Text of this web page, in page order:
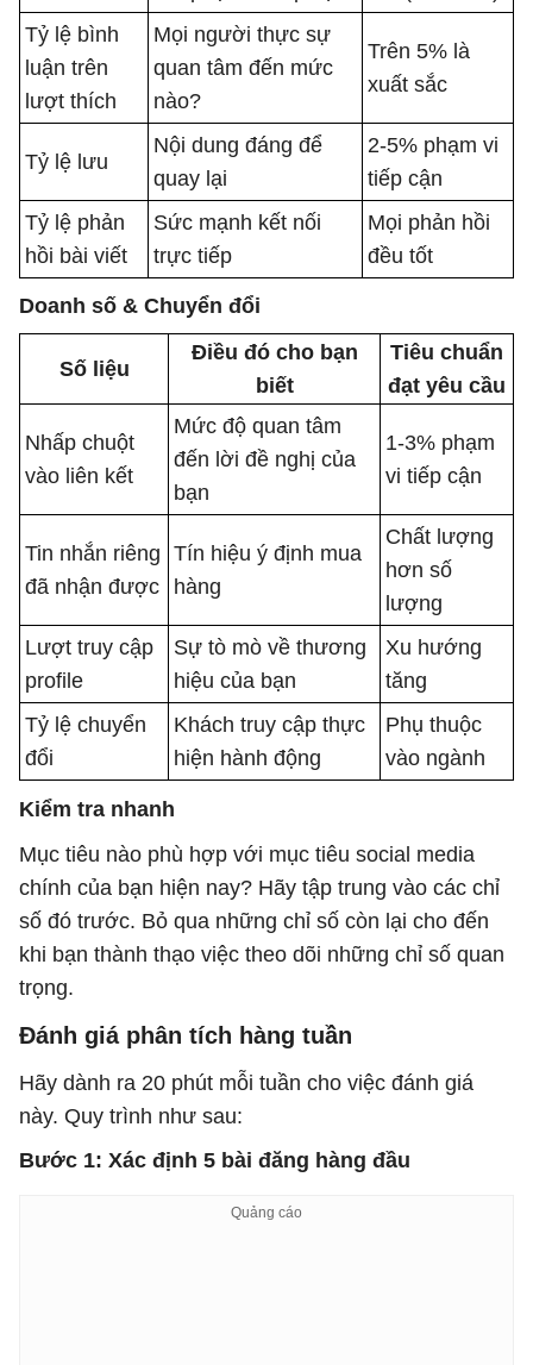
Tỷ lệ bình
luận trên
lượt thích
Mọi người thực sự
quan tâm đến mức
nào?
Trên 5% là
xuất sắc
Tỷ lệ lưu
Nội dung đáng để
quay lại
2-5% phạm vi
tiếp cận
Tỷ lệ phản
hồi bài viết
Sức mạnh kết nối
trực tiếp
Mọi phản hồi
đều tốt
Doanh số & Chuyển đổi
Số liệu
Điều đó cho bạn
biết
Tiêu chuẩn
đạt yêu cầu
Nhấp chuột
vào liên kết
Mức độ quan tâm
đến lời đề nghị của
bạn
1-3% phạm
vi tiếp cận
Tin nhắn riêng
đã nhận được
Tín hiệu ý định mua
hàng
Chất lượng
hơn số
lượng
Lượt truy cập
profile
Sự tò mò về thương
hiệu của bạn
Xu hướng
tăng
Tỷ lệ chuyển
đổi
Khách truy cập thực
hiện hành động
Phụ thuộc
vào ngành
Kiểm tra nhanh
Mục tiêu nào phù hợp với mục tiêu social media
chính của bạn hiện nay? Hãy tập trung vào các chỉ
số đó trước. Bỏ qua những chỉ số còn lại cho đến
khi bạn thành thạo việc theo dõi những chỉ số quan
trọng.
Đánh giá phân tích hàng tuần
Hãy dành ra 20 phút mỗi tuần cho việc đánh giá
này. Quy trình như sau:
Bước 1: Xác định 5 bài đăng hàng đầu